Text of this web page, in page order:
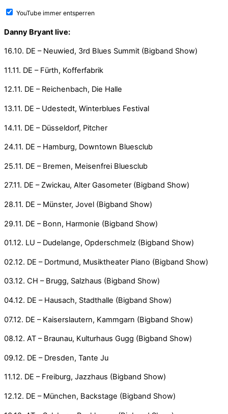
YouTube immer entsperren
Danny Bryant live:
16.10. DE – Neuwied, 3rd Blues Summit (Bigband Show)
11.11. DE – Fürth, Kofferfabrik
12.11. DE – Reichenbach, Die Halle
13.11. DE – Udestedt, Winterblues Festival
14.11. DE – Düsseldorf, Pitcher
24.11. DE – Hamburg, Downtown Bluesclub
25.11. DE – Bremen, Meisenfrei Bluesclub
27.11. DE – Zwickau, Alter Gasometer (Bigband Show)
28.11. DE – Münster, Jovel (Bigband Show)
29.11. DE – Bonn, Harmonie (Bigband Show)
01.12. LU – Dudelange, Opderschmelz (Bigband Show)
02.12. DE – Dortmund, Musiktheater Piano (Bigband Show)
03.12. CH – Brugg, Salzhaus (Bigband Show)
04.12. DE – Hausach, Stadthalle (Bigband Show)
07.12. DE – Kaiserslautern, Kammgarn (Bigband Show)
08.12. AT – Braunau, Kulturhaus Gugg (Bigband Show)
09.12. DE – Dresden, Tante Ju
11.12. DE – Freiburg, Jazzhaus (Bigband Show)
12.12. DE – München, Backstage (Bigband Show)